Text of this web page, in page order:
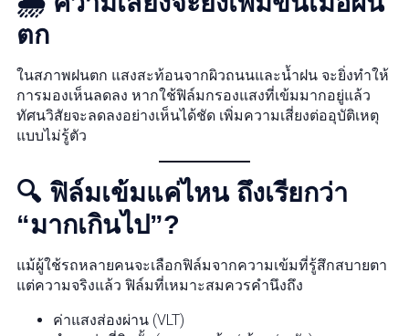
ตก
ในสภาพฝนตก แสงสะท้อนจากผิวถนนและน้ำฝน จะยิ่งทำให้
การมองเห็นลดลง หากใช้ฟิล์มกรองแสงที่เข้มมากอยู่แล้ว
ทัศนวิสัยจะลดลงอย่างเห็นได้ชัด เพิ่มความเสี่ยงต่ออุบัติเหตุ
แบบไม่รู้ตัว
🔍 ฟิล์มเข้มแค่ไหน ถึงเรียกว่า
“มากเกินไป”?
แม้ผู้ใช้รถหลายคนจะเลือกฟิล์มจากความเข้มที่รู้สึกสบายตา
แต่ความจริงแล้ว ฟิล์มที่เหมาะสมควรคำนึงถึง
ค่าแสงส่องผ่าน (VLT)